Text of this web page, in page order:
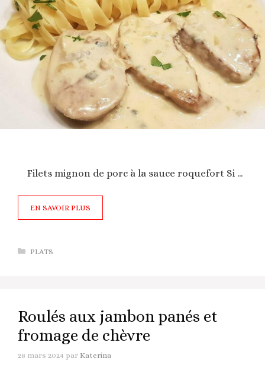
Filets mignon de porc à la sauce roquefort Si …
EN SAVOIR PLUS
Catégories
PLATS
Roulés aux jambon panés et
fromage de chèvre
28 mars 2024 par Katerina